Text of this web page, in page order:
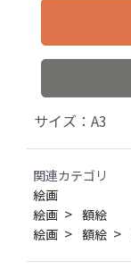
サイズ：A3
関連カテゴリ
絵画
絵画
額絵
絵画
額絵